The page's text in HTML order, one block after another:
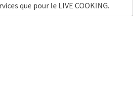
que pour le LIVE COOKING.